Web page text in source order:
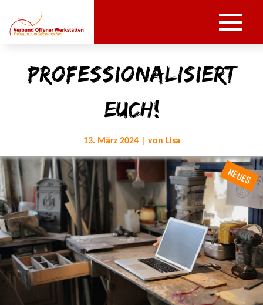
Professionalisiert
euch!
13. März 2024 | von Lisa
NEUES